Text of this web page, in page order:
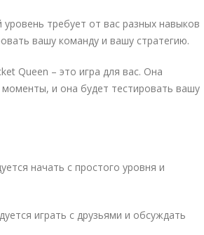
требует от вас разных навыков
вашу команду и вашу стратегию.
Queen – это игра для вас. Она
и она будет тестировать вашу
начать с простого уровня и
играть с друзьями и обсуждать